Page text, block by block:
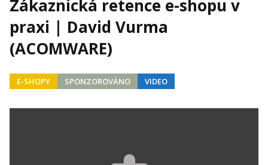
Solo
Akce
O mně
Zákaznická retence e-shopu v
praxi | David Vurma
(ACOMWARE)
E-SHOPY SPONZOROVÁNO VIDEO